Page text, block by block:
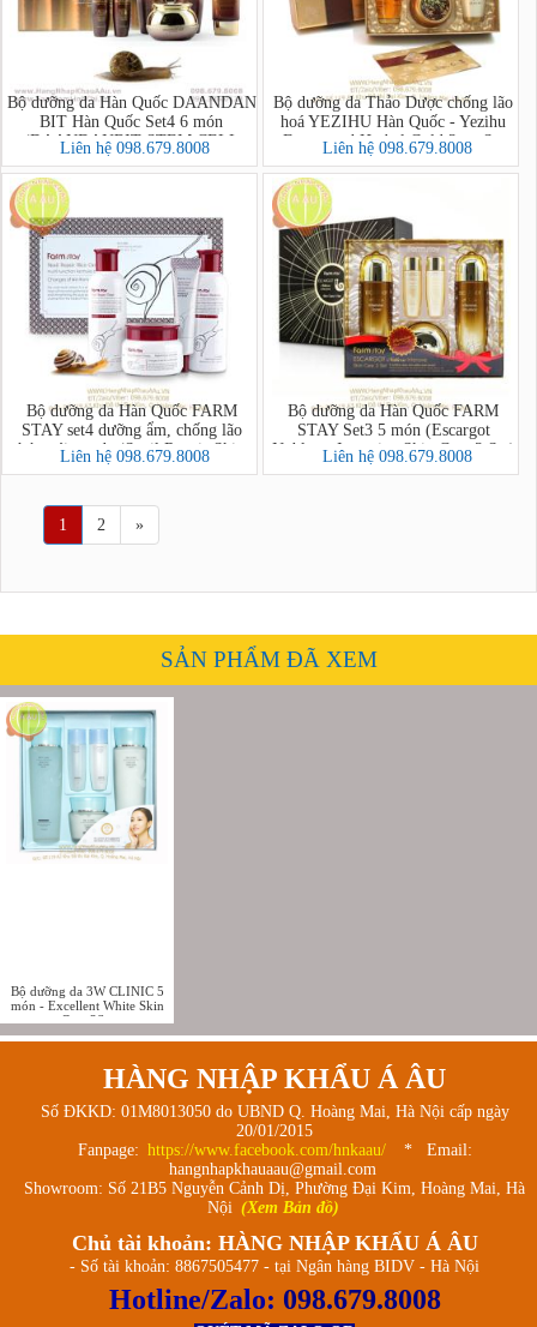
Bộ dưỡng da Hàn Quốc DAANDAN
BIT Hàn Quốc Set4 6 món
(DAANDANBIT STEM CELL
PREMIUM SNAIL 4SET)
Liên hệ 098.679.8008
Bộ dưỡng da Thảo Dược chống lão
hoá YEZIHU Hàn Quốc - Yezihu
Fermented Herbal Gold 3pcs Set
Liên hệ 098.679.8008
Bộ dưỡng da Hàn Quốc FARM
STAY set4 dưỡng ẩm, chống lão
hóa, tái tạo da (Snail Repair Skin
Care 4 Set)
Liên hệ 098.679.8008
Bộ dưỡng da Hàn Quốc FARM
STAY Set3 5 món (Escargot
Noblesse Intensive Skin Care 3 Set)
Liên hệ 098.679.8008
1 2 »
SẢN PHẨM ĐÃ XEM
Bộ dưỡng da 3W CLINIC 5
món - Excellent White Skin
Care 3Set
HÀNG NHẬP KHẨU Á ÂU
Số ĐKKD: 01M8013050 do UBND Q. Hoàng Mai, Hà Nội cấp ngày
20/01/2015
Fanpage: https://www.facebook.com/hnkaau/
* Email:
hangnhapkhauaau@gmail.com
Showroom: Số 21B5 Nguyễn Cảnh Dị, Phường Đại Kim, Hoàng Mai, Hà
Nội (Xem Bản đồ)
Chủ tài khoản: HÀNG NHẬP KHẨU Á ÂU
- Số tài khoản: 8867505477 - tại Ngân hàng BIDV - Hà Nội
Hotline/Zalo: 098.679.8008